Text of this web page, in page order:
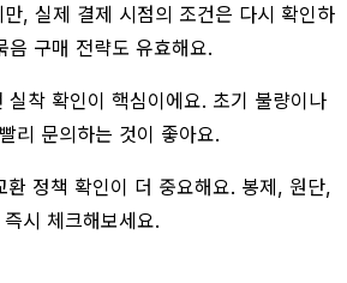
, 실제 결제 시점의 조건은 다시 확인하
음 구매 전략도 유효해요.
실착 확인이 핵심이에요. 초기 불량이나
리 문의하는 것이 좋아요.
정책 확인이 더 중요해요. 봉제, 원단,
시 체크해보세요.